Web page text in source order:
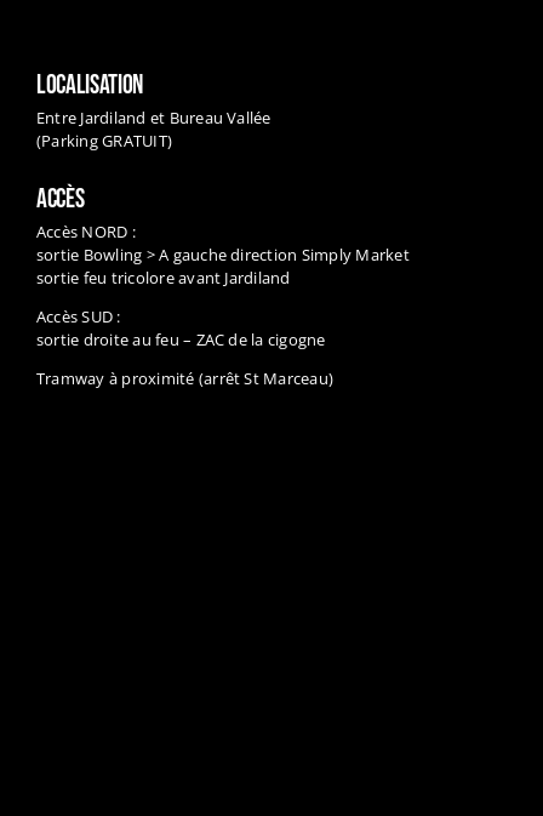
LOCALISATION
Entre Jardiland et Bureau Vallée
(Parking GRATUIT)
ACCÈS
Accès NORD :
sortie Bowling > A gauche direction Simply Market
sortie feu tricolore avant Jardiland
Accès SUD :
sortie droite au feu – ZAC de la cigogne
Tramway à proximité (arrêt St Marceau)